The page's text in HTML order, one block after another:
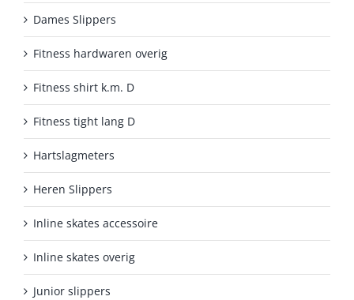
Dames Slippers
Fitness hardwaren overig
Fitness shirt k.m. D
Fitness tight lang D
Hartslagmeters
Heren Slippers
Inline skates accessoire
Inline skates overig
Junior slippers